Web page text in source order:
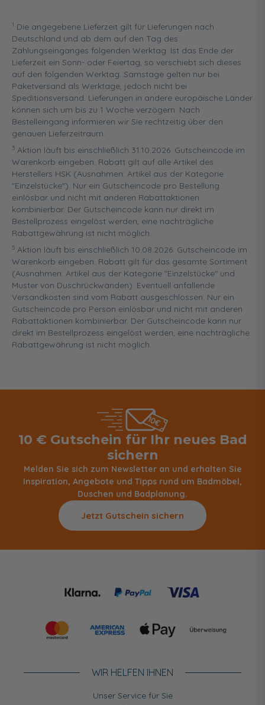
1 Die angegebene Lieferzeit gilt für Lieferungen nach
Deutschland und ab dem auf den Tag des
Zahlungseinganges folgenden Werktag. Ist das Ende der
Lieferzeit ein Sonn- oder Feiertag, so verschiebt sich dieses
auf den folgenden Werktag. Samstage gelten nur bei
Paketversand als Werktage, jedoch nicht bei
Speditionsversand. Lieferungen in andere europäische Länder
können sich um bis zu 1 Woche verzögern. Nach
Bestelleingang informieren wir Sie rechtzeitig über den
genauen Lieferzeitraum.
3 Aktion läuft bis einschließlich 31.10.2026. Gutscheincode im
Warenkorb eingeben. Rabatt gilt auf alle Artikel des
Herstellers HSK (Ausnahmen: Artikel aus der Kategorie
"Einzelstücke"). Nur ein Gutscheincode pro Bestellung
einlösbar und nicht mit anderen Rabattaktionen
kombinierbar. Der Gutscheincode kann nur direkt im
Bestellprozess eingelöst werden, eine nachträgliche
Rabattgewährung ist nicht möglich.
5 Aktion läuft bis einschließlich 10.08.2026. Gutscheincode im
Warenkorb eingeben. Rabatt gilt für das gesamte Sortiment
(Ausnahmen: Artikel aus der Kategorie "Einzelstücke" und
Muster von Duschrückwänden). Eventuell anfallende
Versandkosten sind vom Rabatt ausgeschlossen. Nur ein
Gutscheincode pro Person einlösbar und nicht mit anderen
Rabattaktionen kombinierbar. Der Gutscheincode kann nur
direkt im Bestellprozess eingelöst werden, eine nachträgliche
Rabattgewährung ist nicht möglich.
10 € Gutschein für Ihr neues Bad
sichern
Melden Sie sich zum Newsletter an und erhalten Sie
Inspiration, Angebote und Tipps rund um Badmöbel,
Duschen und Badplanung.
Jetzt Gutschein sichern
WIR HELFEN IHNEN
Unser Service für Sie